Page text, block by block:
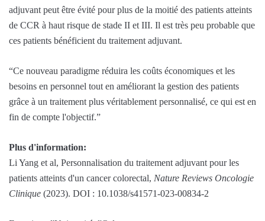
adjuvant peut être évité pour plus de la moitié des patients atteints
de CCR à haut risque de stade II et III. Il est très peu probable que
ces patients bénéficient du traitement adjuvant.
“Ce nouveau paradigme réduira les coûts économiques et les
besoins en personnel tout en améliorant la gestion des patients
grâce à un traitement plus véritablement personnalisé, ce qui est en
fin de compte l'objectif.”
Plus d'information:
Li Yang et al, Personnalisation du traitement adjuvant pour les
patients atteints d'un cancer colorectal, Nature Reviews Oncologie
Clinique (2023). DOI : 10.1038/s41571-023-00834-2